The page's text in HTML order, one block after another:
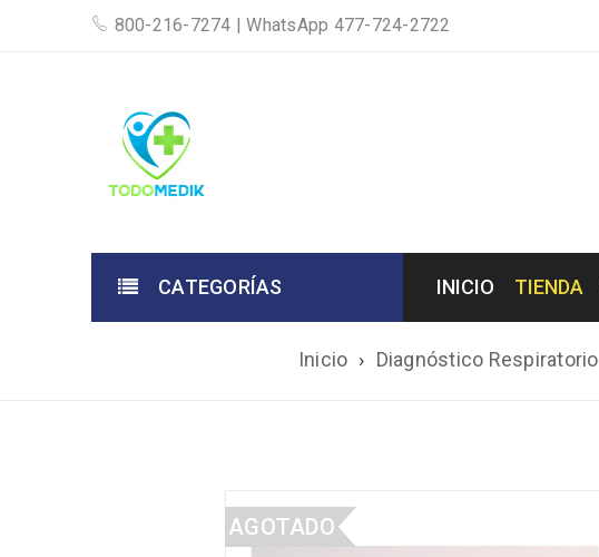
800-216-7274 |WhatsApp 477-724-2722
CATEGORÍAS INICIO TIENDA
Inicio › Diagnóstico Respiratorio
AGOTADO